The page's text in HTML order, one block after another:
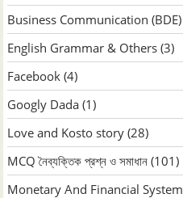
Business Communication (BDE)
English Grammar & Others (3)
Facebook (4)
Googly Dada (1)
Love and Kosto story (28)
MCQ নৈব্যক্তিক প্রশ্ন ও সমাধান (101)
Monetary And Financial System